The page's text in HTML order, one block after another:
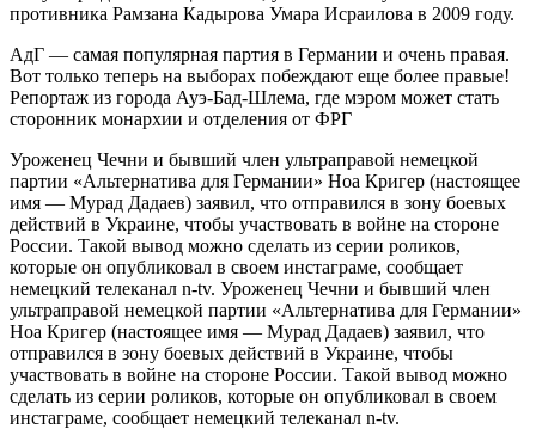
противника Рамзана Кадырова Умара Исраилова в 2009 году.
АдГ — самая популярная партия в Германии и очень правая.
Вот только теперь на выборах побеждают еще более правые!
Репортаж из города Ауэ-Бад-Шлема, где мэром может стать
сторонник монархии и отделения от ФРГ
Уроженец Чечни и бывший член ультраправой немецкой
партии «Альтернатива для Германии» Ноа Кригер (настоящее
имя — Мурад Дадаев) заявил, что отправился в зону боевых
действий в Украине, чтобы участвовать в войне на стороне
России. Такой вывод можно сделать из серии роликов,
которые он опубликовал в своем инстаграме, сообщает
немецкий телеканал n-tv. Уроженец Чечни и бывший член
ультраправой немецкой партии «Альтернатива для Германии»
Ноа Кригер (настоящее имя — Мурад Дадаев) заявил, что
отправился в зону боевых действий в Украине, чтобы
участвовать в войне на стороне России. Такой вывод можно
сделать из серии роликов, которые он опубликовал в своем
инстаграме, сообщает немецкий телеканал n-tv.